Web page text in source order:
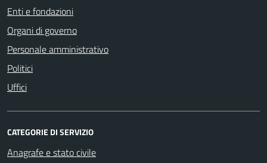
Enti e fondazioni
Organi di governo
Personale amministrativo
Politici
Uffici
CATEGORIE DI SERVIZIO
Anagrafe e stato civile